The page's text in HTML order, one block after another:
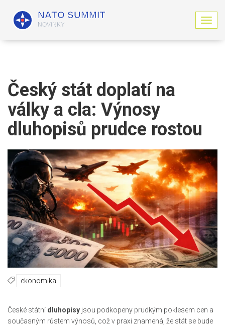
Z
o
a
c
i
Český stát doplatí na
války a cla: Výnosy
dluhopisů prudce rostou
ekonomika
České státní dluhopisy jsou podkopeny prudkým poklesem cen a
současným růstem výnosů, což v praxi znamená, že stát se bude